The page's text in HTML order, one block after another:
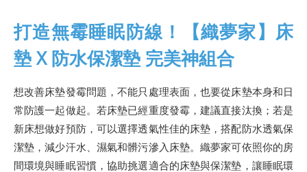
打造無霉睡眠防線！【織夢家】床
墊 X 防水保潔墊 完美神組合
想改善床墊發霉問題，不能只處理表面，也要從床墊本身和日
常防護一起做起。若床墊已經重度發霉，建議直接汰換；若是
新床想做好預防，可以選擇透氣性佳的床墊，搭配防水透氣保
潔墊，減少汗水、濕氣和髒污滲入床墊。織夢家可依照你的房
間環境與睡眠習慣，協助挑選適合的床墊與保潔墊，讓睡眠環